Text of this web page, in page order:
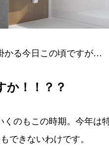
かる今日この頃ですが…
か！！？？
のもこの時期。今年は
できないわけです。